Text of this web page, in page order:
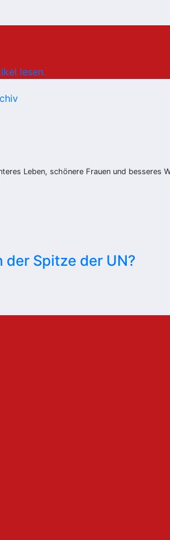
lesen.
Leben, schönere Frauen und besseres
der Spitze der UN?